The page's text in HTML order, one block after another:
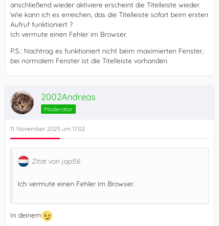
anschließend wieder aktiviere erscheint die Titelleiste wieder.
Wie kann ich es erreichen, das die Titelleiste sofort beim ersten
Aufruf funktioniert ?
Ich vermute einen Fehler im Browser.
P.S.: Nachtrag es funktioniert nicht beim maximierten Fenster,
bei normalem Fenster ist die Titelleiste vorhanden.
2002Andreas
Moderator
11. November 2025 um 17:02
Zitat von jopi56
Ich vermute einen Fehler im Browser.
In deinem